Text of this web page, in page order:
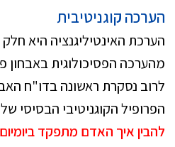
הערכה קוגניטיבית
הערכת האינטיליגנציה היא
מהערכה הפסיכולוגית באבחון
לרוב נסקרת ראשונה בדו"ח
הפרופיל הקוגניטיבי הבסיסי
להבין איך האדם מתפקד ביומיום